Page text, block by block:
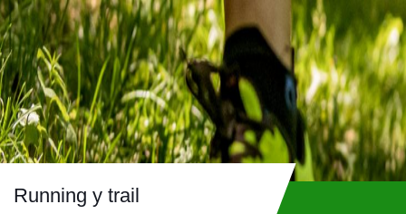
Skip
to
content
Running y trail